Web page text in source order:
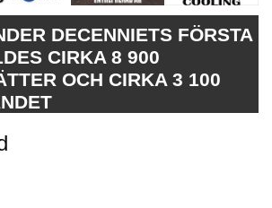
DECENNIETS FÖRSTA
CIRKA 8 900
OCH CIRKA 3 100